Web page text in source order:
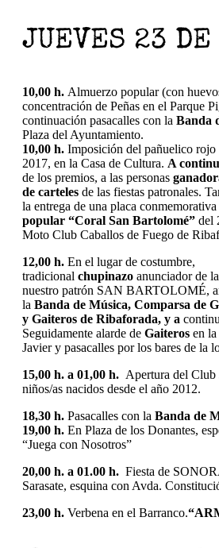
JUEVES 23 DE
10,00 h. Almuerzo popular (con
concentración de Peñas en el Parque
continuación pasacalles con la Banda
Plaza del Ayuntamiento.
10,00 h. Imposición del pañuelico rojo
2017, en la Casa de Cultura. A
de los premios, a las personas
de carteles de las fiestas patronales.
la entrega de una placa conmemorativa
popular “Coral San Bartolomé” del
Moto Club Caballos de Fuego de
12,00 h. En el lugar de costumbre,
tradicional chupinazo anunciador de
nuestro patrón SAN BARTOLOMÉ,
la Banda de Música, Comparsa de
y Gaiteros de Ribaforada, y a
Seguidamente alarde de Gaiteros en
Javier y pasacalles por los bares de la
15,00 h. a 01,00 h. Apertura del Club
niños/as nacidos desde el año 2012.
18,30 h. Pasacalles con la Banda de
19,00 h. En Plaza de los Donantes,
“Juega con Nosotros”
20,00 h. a 01.00 h. Fiesta de
Sarasate, esquina con Avda.
23,00 h. Verbena en el Barranco.